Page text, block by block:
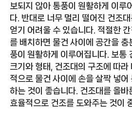
보되지 않아 통풍이 원활하게 이루
다. 반대로 너무 멀리 떨어진 건조
얻기 어려울 수 있습니다. 적절한
를 배치하면 물건 사이에 공간을
풍이 원활하게 이루어집니다. 보통
크기와 형태, 건조대의 구조에 따
적으로 물건 사이에 손을 살짝 넣어
하는 것이 좋습니다. 건조대를 올바
효율적으로 건조를 도와주는 것이